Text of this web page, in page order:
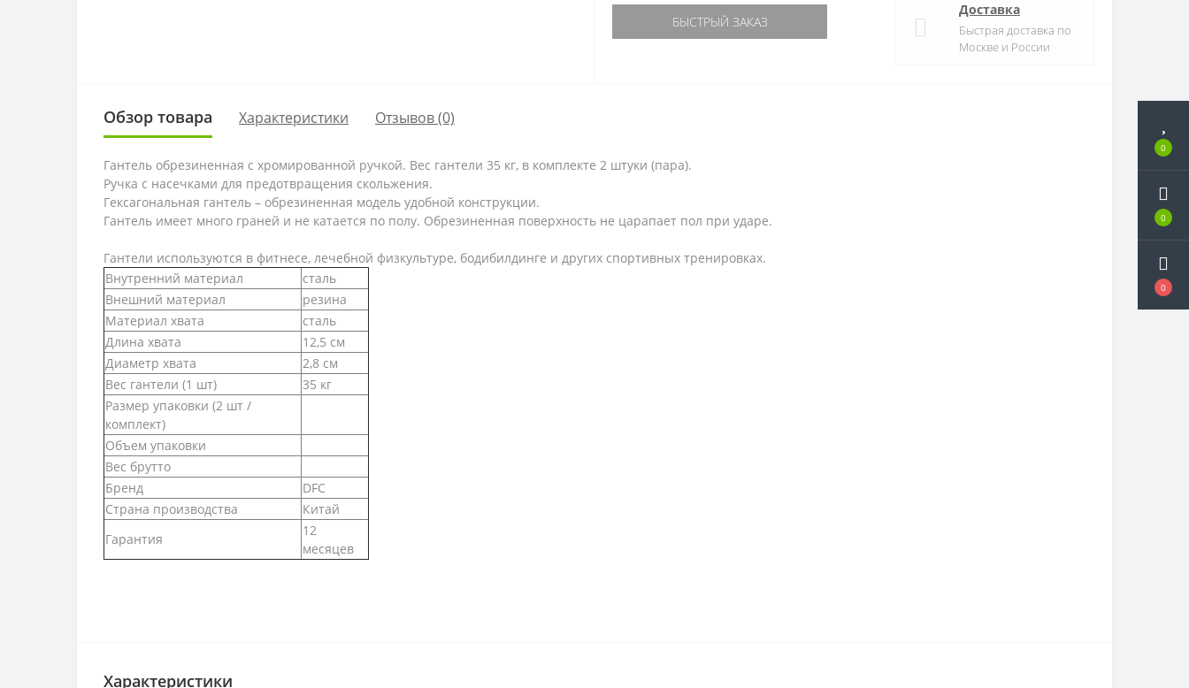
0
0
0
БЫСТРЫЙ ЗАКАЗ
Доставка
Быстрая доставка по
Москве и России
Обзор товара Характеристики Отзывов (0)
Гантель обрезиненная с хромированной ручкой. Вес гантели 35 кг, в комплекте 2 штуки (пара).
Ручка с насечками для предотвращения скольжения.
Гексагональная гантель – обрезиненная модель удобной конструкции.
Гантель имеет много граней и не катается по полу. Обрезиненная поверхность не царапает пол при ударе.
Гантели используются в фитнесе, лечебной физкультуре, бодибилдинге и других спортивных тренировках.
Внутренний материал
сталь
Внешний материал
резина
Материал хвата
сталь
Длина хвата
12,5 см
Диаметр хвата
2,8 см
Вес гантели (1 шт)
35 кг
Размер упаковки (2 шт /
комплект)
Объем упаковки
Вес брутто
Бренд
DFC
Страна производства
Китай
Гарантия
12
месяцев
Характеристики